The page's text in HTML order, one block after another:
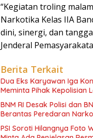
“Kegiatan troling
Narkotika Kelas IIA
dini, sinergi, dan
Jenderal
Berita Terkait
Dua Eks Karyawan Iga
Meminta Pihak Kepolisian
BNM RI Desak Polisi dan
Berantas Peredaran
PSI Soroti Hilangnya Foto